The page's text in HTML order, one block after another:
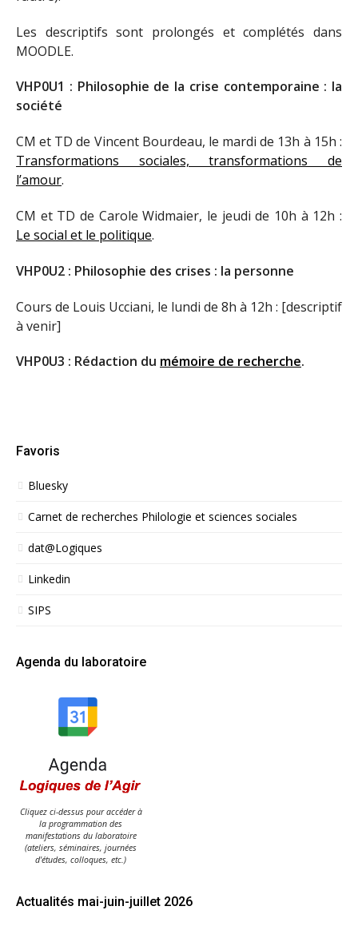
Les descriptifs sont prolongés et complétés dans
MOODLE.
VHP0U1 : Philosophie de la crise contemporaine : la
société
CM et TD de Vincent Bourdeau, le mardi de 13h à 15h :
Transformations sociales, transformations de
l’amour.
CM et TD de Carole Widmaier, le jeudi de 10h à 12h :
Le social et le politique.
VHP0U2 : Philosophie des crises : la personne
Cours de Louis Ucciani, le lundi de 8h à 12h : [descriptif
à venir]
VHP0U3 : Rédaction du mémoire de recherche.
Favoris
Bluesky
Carnet de recherches Philologie et sciences sociales
dat@Logiques
Linkedin
SIPS
Agenda du laboratoire
Cliquez ci-dessus pour accéder à
la programmation des
manifestations du laboratoire
(ateliers, séminaires, journées
d'études, colloques, etc.)
Actualités mai-juin-juillet 2026